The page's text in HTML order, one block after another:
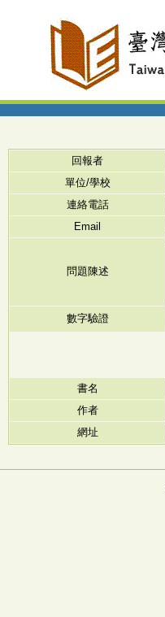
回報者
單位/學校
連絡電話
Email
問題陳述
數字驗證
書名
作者
網址